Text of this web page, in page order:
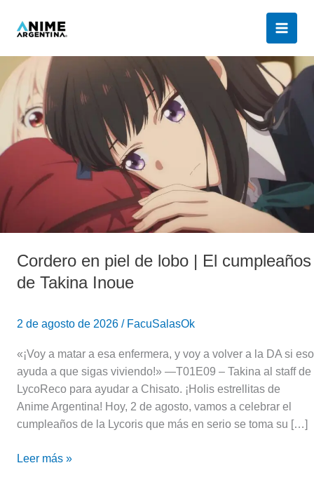
Cordero en piel de lobo | El cumpleaños
de Takina Inoue
2 de agosto de 2026 / FacuSalasOk
«¡Voy a matar a esa enfermera, y voy a volver a la DA si eso
ayuda a que sigas viviendo!» —T01E09 – Takina al staff de
LycoReco para ayudar a Chisato. ¡Holis estrellitas de
Anime Argentina! Hoy, 2 de agosto, vamos a celebrar el
cumpleaños de la Lycoris que más en serio se toma su […]
Cordero
piel
de
lobo
cumpleaños
de
Takina
Leer más »